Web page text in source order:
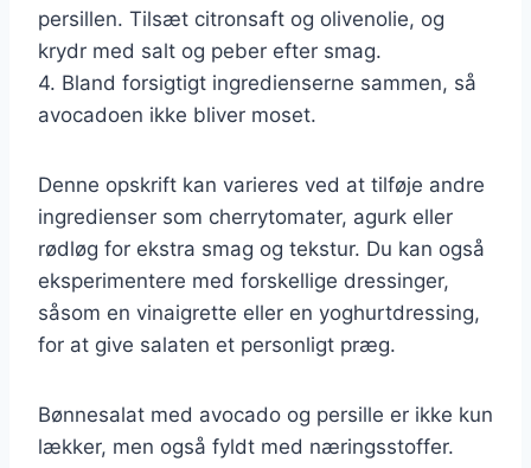
persillen. Tilsæt citronsaft og olivenolie, og
krydr med salt og peber efter smag.
4. Bland forsigtigt ingredienserne sammen, så
avocadoen ikke bliver moset.
Denne opskrift kan varieres ved at tilføje andre
ingredienser som cherrytomater, agurk eller
rødløg for ekstra smag og tekstur. Du kan også
eksperimentere med forskellige dressinger,
såsom en vinaigrette eller en yoghurtdressing,
for at give salaten et personligt præg.
Bønnesalat med avocado og persille er ikke kun
lækker, men også fyldt med næringsstoffer.